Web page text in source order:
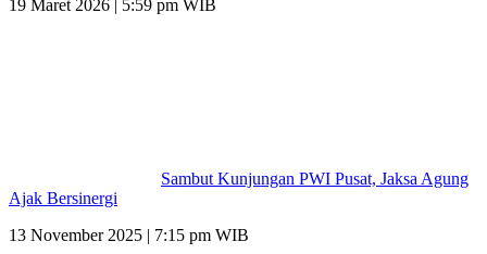
19 Maret 2026 | 5:59 pm WIB
Sambut Kunjungan PWI Pusat, Jaksa Agung
Ajak Bersinergi
13 November 2025 | 7:15 pm WIB